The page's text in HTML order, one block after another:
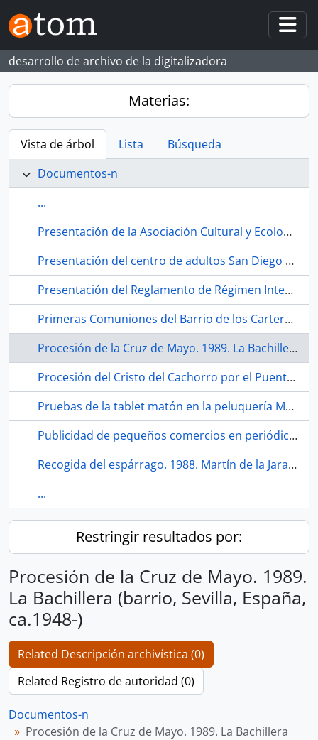
Skip to main content
desarrollo de archivo de la digitalizadora
Materias:
Vista de árbol Lista
Búsqueda
Documentos-n
...
Presentación de la Asociación Cultural y Ecologista Comité Pro Parque Educativo Miraflores durante la semana cultural del Centro de Educación de Adultos San Diego- Los Carteros. 1991. Sevilla (España).
Presentación del centro de adultos San Diego Los Carteros. Habla San Diego Television. 1990-12. Sevilla (España).
Presentación del Reglamento de Régimen Interno del CEA a través de las voces del alumnado. 1989. Sevilla (España).
Primeras Comuniones del Barrio de los Carteros. 2021. Sevilla (España).
Procesión de la Cruz de Mayo. 1989. La Bachillera (barrio, Sevilla, España, ca.1948-)
Procesión del Cristo del Cachorro por el Puente de Triana. Hacia 1979. Sevilla (España)
Pruebas de la tablet matón en la peluquería Mari Carmen. Barrio de San Diego. 2021. Sevilla (España).
Publicidad de pequeños comercios en periódico Habla San Diego. 2021. Sevilla (España)
Recogida del espárrago. 1988. Martín de la Jara (Sevilla, España)
...
Restringir resultados por:
Procesión de la Cruz de Mayo. 1989.
La Bachillera (barrio, Sevilla, España,
ca.1948-)
Related Descripción archivística (0)
Related Registro de autoridad (0)
Documentos-n
Procesión de la Cruz de Mayo. 1989. La Bachillera